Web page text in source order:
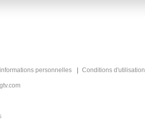
personnelles Conditions d'utilisation